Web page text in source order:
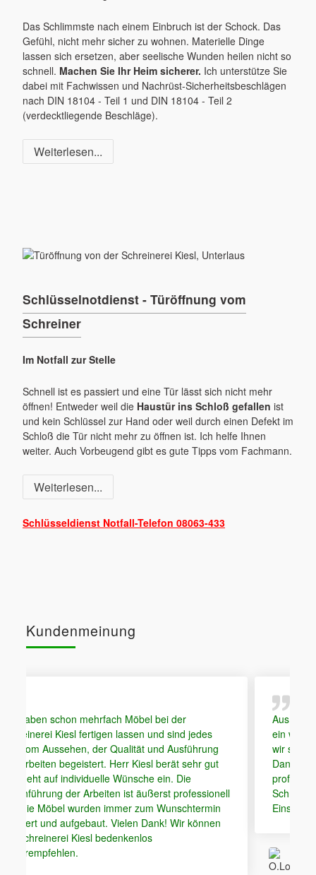
Das Schlimmste nach einem Einbruch ist der Schock. Das
Gefühl, nicht mehr sicher zu wohnen. Materielle Dinge
lassen sich ersetzen, aber seelische Wunden heilen nicht so
schnell. Machen Sie Ihr Heim sicherer. Ich unterstütze Sie
dabei mit Fachwissen und Nachrüst-Sicherheitsbeschlägen
nach DIN 18104 - Teil 1 und DIN 18104 - Teil 2
(verdecktliegende Beschläge).
Weiterlesen...
Schlüsselnotdienst - Türöffnung vom
Schreiner
Im Notfall zur Stelle
Schnell ist es passiert und eine Tür lässt sich nicht mehr
öffnen! Entweder weil die Haustür ins Schloß gefallen ist
und kein Schlüssel zur Hand oder weil durch einen Defekt im
Schloß die Tür nicht mehr zu öffnen ist. Ich helfe Ihnen
weiter. Auch Vorbeugend gibt es gute Tipps vom Fachmann.
Weiterlesen...
Schlüsseldienst Notfall-Telefon 08063-433
Kundenmeinung
bei der
und sind jedes
und Ausführung
Kiesl berät sehr gut
ein. Die
äußerst professionell
zum Wunschtermin
Dank! Wir können
Aus einer groben Idee von meiner
ein wunderschönes Badmöbel
wir sicher noch lange Freude haben
Danke für die kompetente Art und die
professionelle Umsetzung. Hier
Schreinerei Kiesl können wir ohne
Einschränkungen empfehlen.
Google Bewertung